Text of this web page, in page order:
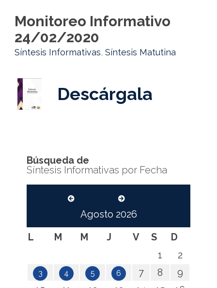
Monitoreo Informativo
24/02/2020
Síntesis Informativas, Síntesis Matutina
Descárgala
Búsqueda de
Síntesis Informativas por Fecha
Agosto 2026
L
M M J V S
D
1
2
3 4 5 6 7 8
9